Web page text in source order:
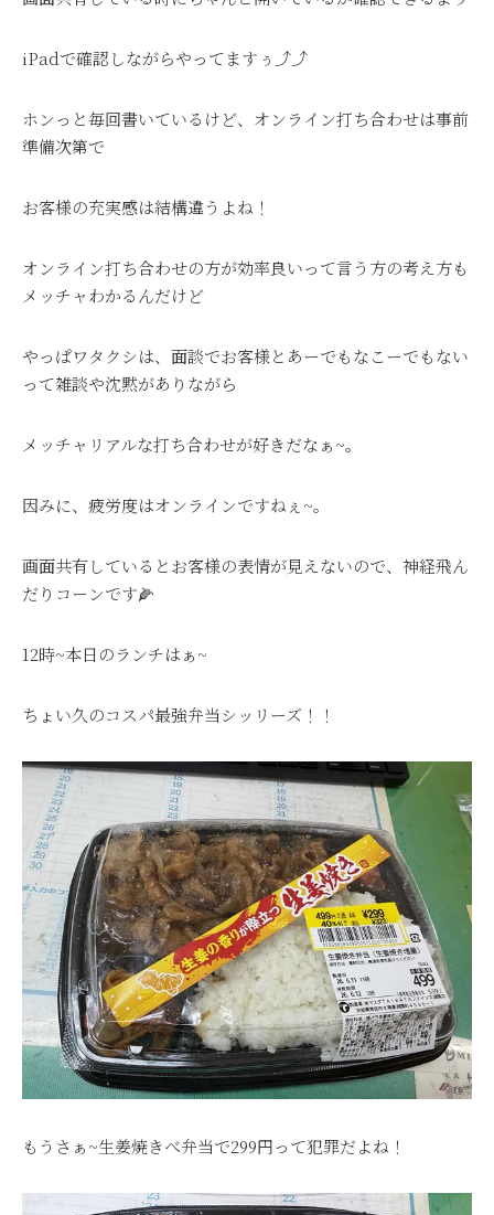
iPadで確認しながらやってますぅ⤴⤴
ホンっと毎回書いているけど、オンライン打ち合わせは事前
準備次第で
お客様の充実感は結構違うよね！
オンライン打ち合わせの方が効率良いって言う方の考え方も
メッチャわかるんだけど
やっぱワタクシは、面談でお客様とあーでもなこーでもない
って雑談や沈黙がありながら
メッチャリアルな打ち合わせが好きだなぁ~。
因みに、疲労度はオンラインですねぇ~。
画面共有しているとお客様の表情が見えないので、神経飛ん
だりコーンです🌽
12時~本日のランチはぁ~
ちょい久のコスパ最強弁当シッリーズ！！
もうさぁ~生姜焼きべ弁当で299円って犯罪だよね！